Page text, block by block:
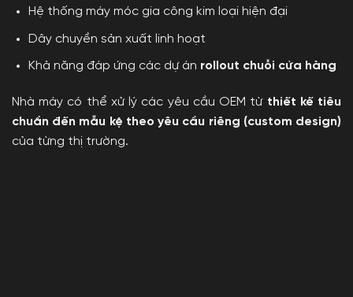
Hệ thống máy móc gia công kim loại hiện đại
Dây chuyền sản xuất linh hoạt
Khả năng đáp ứng các dự án rollout chuỗi cửa hàng
Nhà máy có thể xử lý các yêu cầu OEM từ thiết kế tiêu
chuẩn đến mẫu kệ theo yêu cầu riêng (custom design)
của từng thị trường.